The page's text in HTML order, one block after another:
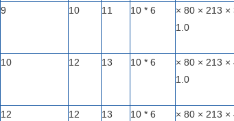
383 × 213 × 80 ×
1.0
6 * 10
11
10
9
419 × 213 × 80 ×
1.0
6 * 10
13
12
10
455 × 213 × 80 ×
6 * 10
13
12
12